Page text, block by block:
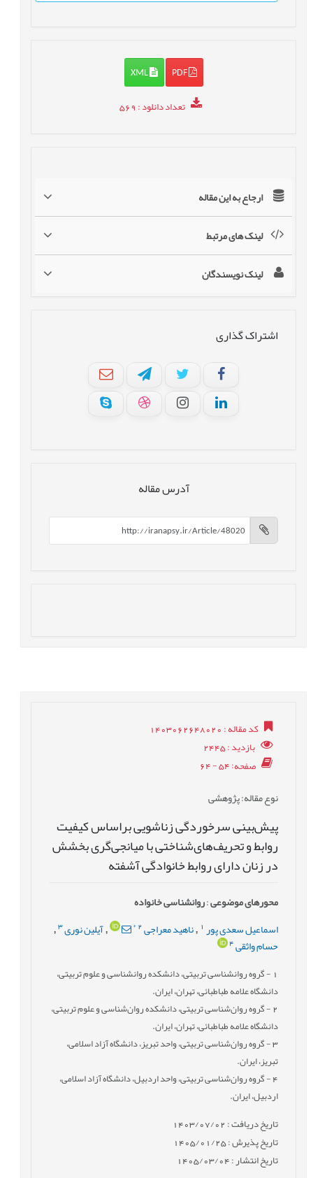
PDF
XML
تعداد دانلود: 569
ارجاع به این مقاله
لینک های مرتبط
لینک نویسندگان
اشتراک گذاری
آدرس مقاله
کد مقاله: 1403062648020
بازدید: 2445
صفحه: 54 - 64
نوع مقاله: پژوهشی
پیش‌‌بینی سرخوردگی زناشویی براساس کیفیت
روابط و تحریف‌‌های‌‌شناختی با میانجی‌‌گری بخشش
در زنان دارای روابط خانوادگی آشفته
محورهای موضوعی:روانشناسی خانواده
اسماعیل سعدی پور , ناهید معراجی 2
*
,آیلین نوری 3
,
حسام واثقی 4
- گروه روانشناسی تربیتی، دانشکده روانشناسی و علوم تربیتی،
دانشگاه علامه طباطبائی، تهران، ایران.
2- گروه روان‌شناسی تربیتی، دانشکده روان‌شناسی و علوم تربیتی،
دانشگاه علامه طباطبائی، تهران، ایران.
3- گروه روان‌شناسی تربیتی، واحد تبریز، دانشگاه آزاد اسلامی،
تبریز، ایران.
4- گروه روان‌شناسی تربیتی، واحد اردبیل، دانشگاه آزاد اسلامی،
اردبیل، ایران.
تاریخ دریافت : 1403/07/02
تاریخ پذیرش : 1405/01/25
تاریخ انتشار : 1405/03/04